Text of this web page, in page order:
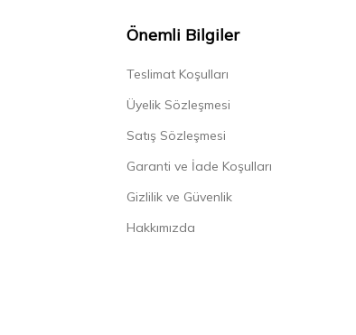
Önemli Bilgiler
Teslimat Koşulları
Üyelik Sözleşmesi
Satış Sözleşmesi
Garanti ve İade Koşulları
Gizlilik ve Güvenlik
Hakkımızda